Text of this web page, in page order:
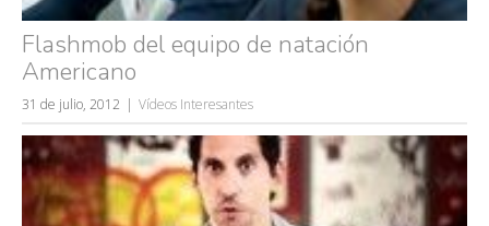
Flashmob del equipo de natación
Americano
31 de julio, 2012 Vídeos Interesantes